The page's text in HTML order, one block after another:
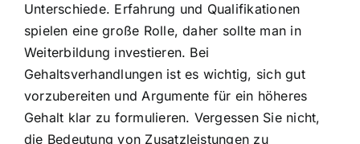
Unterschiede. Erfahrung und Qualifikationen
spielen eine große Rolle, daher sollte man in
Weiterbildung investieren. Bei
Gehaltsverhandlungen ist es wichtig, sich gut
vorzubereiten und Argumente für ein höheres
Gehalt klar zu formulieren. Vergessen Sie nicht,
die Bedeutung von Zusatzleistungen zu